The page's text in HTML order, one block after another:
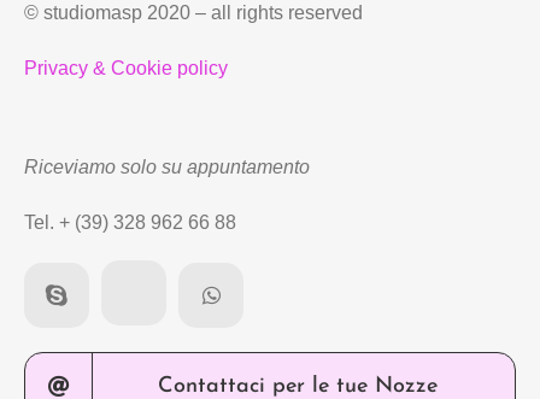
© studiomasp 2020 – all rights reserved
Privacy & Cookie policy
Riceviamo solo su appuntamento
Tel. + (39) 328 962 66 88
Contattaci per le tue Nozze